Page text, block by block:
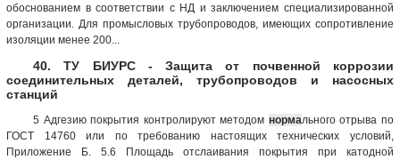
обоснованием в соответствии с НД и заключением специализированной
организации. Для промысловых трубопроводов, имеющих сопротивление
изоляции менее 200...
40. ТУ БИУРС - Защита от почвенной коррозии
соединительных деталей, трубопроводов и насосных
станций
5 Адгезию покрытия контролируют методом нормального отрыва по
ГОСТ 14760 или по требованию настоящих технических условий,
Приложение Б. 5.6 Площадь отслаивания покрытия при катодной